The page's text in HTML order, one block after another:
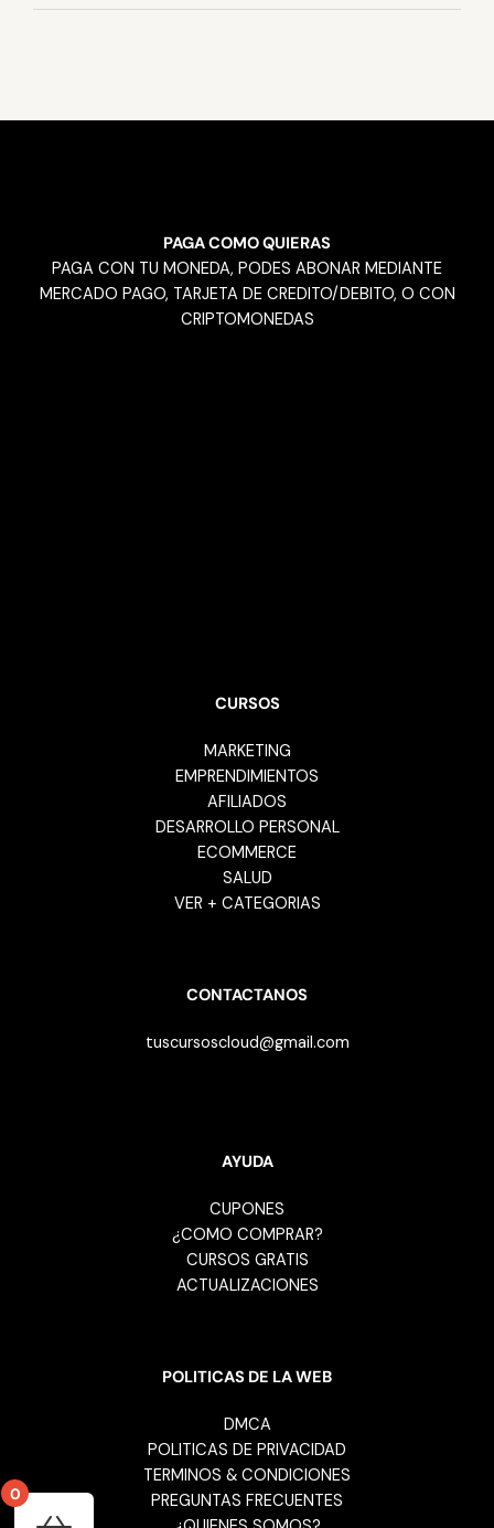
MERCADO PAGO, TARJETA DE CREDITO/DEBITO, O CON
CRIPTOMONEDAS
VER + CATEGORIAS
CONTACTANOS
tuscursoscloud@gmail.com
CUPONES
CURSOS GRATIS
POLITICAS DE LA WEB
DMCA
POLITICAS DE PRIVACIDAD
TERMINOS & CONDICIONES
PREGUNTAS FRECUENTES
Your cart is empty!
0